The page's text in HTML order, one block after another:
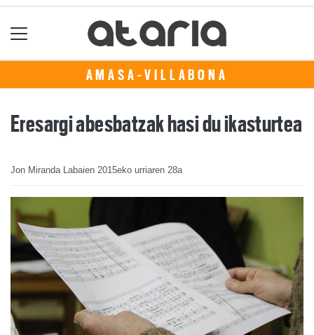
AMASA-VILLABONA
Eresargi abesbatzak hasi du ikasturtea
Jon Miranda Labaien 2015eko urriaren 28a